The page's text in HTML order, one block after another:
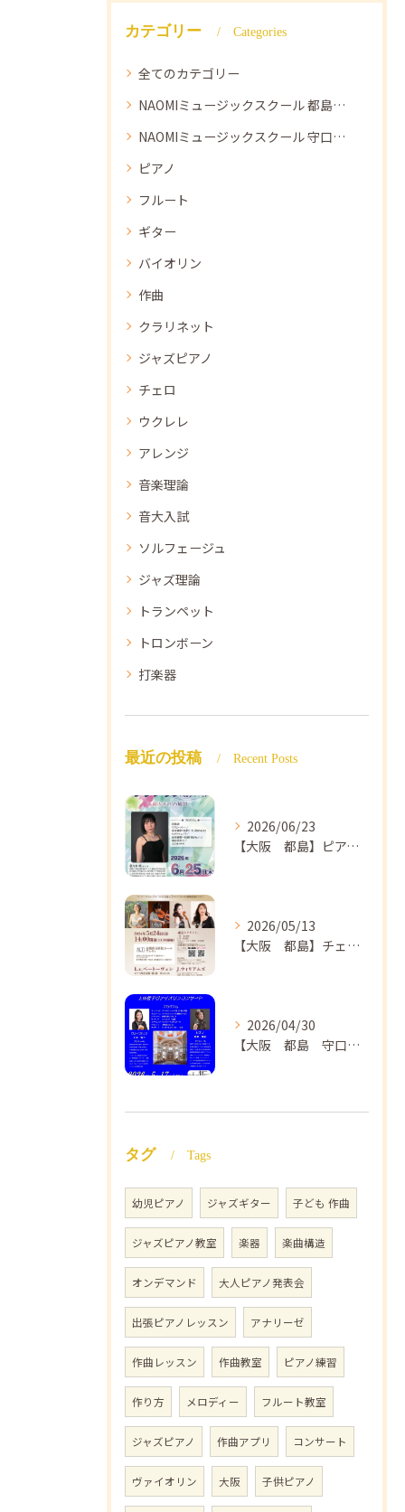
カテゴリー Categories
全てのカテゴリー
NAOMIミュージックスクール 都島教室
NAOMIミュージックスクール 守口教室
ピアノ
フルート
ギター
バイオリン
作曲
クラリネット
ジャズピアノ
チェロ
ウクレレ
アレンジ
音楽理論
音大入試
ソルフェージュ
ジャズ理論
トランペット
トロンボーン
打楽器
最近の投稿 Recent Posts
2026/06/23
【大阪 都島】ピアノ教室ならNAOMIミュージックスクール ピアノ講師 佐々木唯先生のコンサートのご案内🎵
2026/05/13
【大阪 都島】チェロ教室 NAOMIミュージックスクール❣️チェリスト中島紗理先生のコンサートのご案内🎵
2026/04/30
【大阪 都島 守口】ヴァイオリン教室❣️NAOMIミュージックスクール🎵ヴァイオリン講師 上田哲子先生のコンサートのご案内❗️
タグ Tags
幼児ピアノ ジャズギター 子ども 作曲
ジャズピアノ教室 楽器 楽曲構造
オンデマンド 大人ピアノ発表会
出張ピアノレッスン アナリーゼ
作曲レッスン 作曲教室 ピアノ練習
作り方 メロディー フルート教室
ジャズピアノ 作曲アプリ コンサート
ヴァイオリン 大阪 子供ピアノ